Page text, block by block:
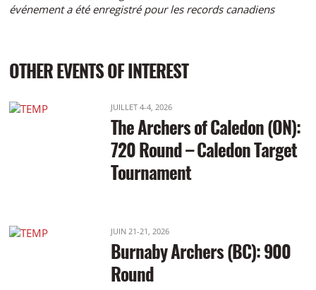
événement a été enregistré pour les records canadiens
OTHER EVENTS OF INTEREST
JUILLET 4-4, 2026
The Archers of Caledon (ON):
720 Round – Caledon Target
Tournament
JUIN 21-21, 2026
Burnaby Archers (BC): 900
Round